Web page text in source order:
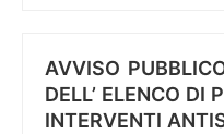
AVVISO
DELL’ ELENCO DI
INTERVENTI